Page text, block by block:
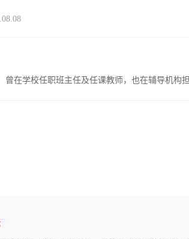
曾在学校任职班主任及任课教师，也在辅导机构